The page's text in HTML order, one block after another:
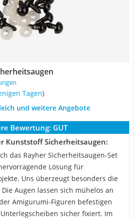
Tagen)
und weitere Angebote
Bewertung: GUT
Kunststoff Sicherheitsaugen:
das Rayher Sicherheitsaugen-Set
Lösung für
Uns überzeugt besonders die
Augen lassen sich mühelos an
Amigurumi-Figuren befestigen
sicher fixiert. Im